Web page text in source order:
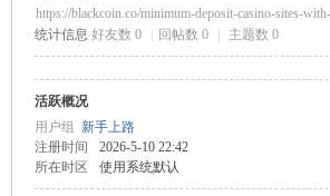
https://blackcoin.co/minimum-deposit-casino-sites-
统计信息 好友数 0 回帖数 0 主题数 0
活跃概况
用户组 新手上路
注册时间
2026-5-10 22:42
所在时区
使用系统默认